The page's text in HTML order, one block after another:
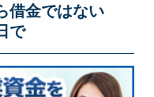
借金ではない
で